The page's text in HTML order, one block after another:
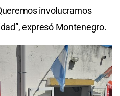
involucrarnos
expresó Montenegro.